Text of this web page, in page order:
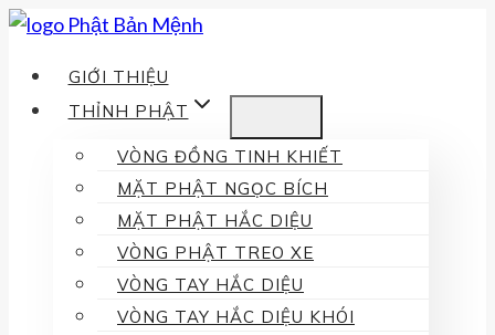
Skip
contentGIỚI THIỆU
THỈNH PHẬT
VÒNG ĐỒNG TINH KHIẾT
MẶT PHẬT NGỌC BÍCH
MẶT PHẬT HẮC DIỆU
VÒNG PHẬT TREO XE
VÒNG TAY HẮC DIỆU
VÒNG TAY HẮC DIỆU KHÓI